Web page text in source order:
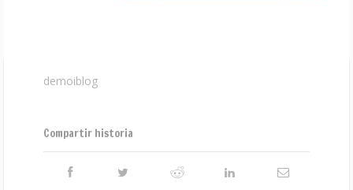
demoiblog
Compartir historia